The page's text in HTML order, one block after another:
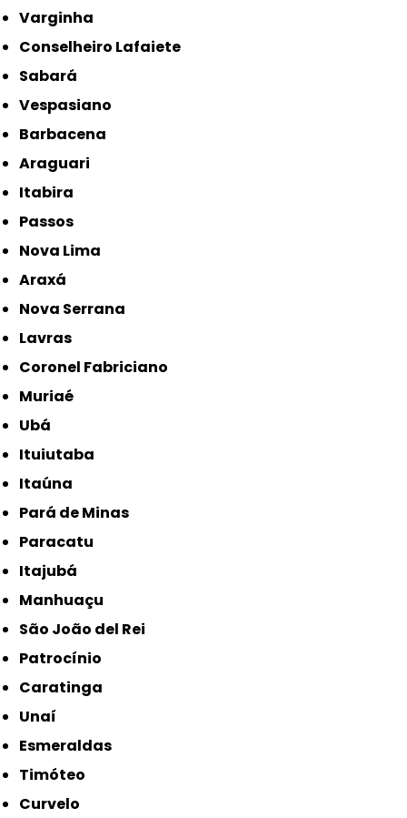
Varginha
Conselheiro Lafaiete
Sabará
Vespasiano
Barbacena
Araguari
Itabira
Passos
Nova Lima
Araxá
Nova Serrana
Lavras
Coronel Fabriciano
Muriaé
Ubá
Ituiutaba
Itaúna
Pará de Minas
Paracatu
Itajubá
Manhuaçu
São João del Rei
Patrocínio
Caratinga
Unaí
Esmeraldas
Timóteo
Curvelo